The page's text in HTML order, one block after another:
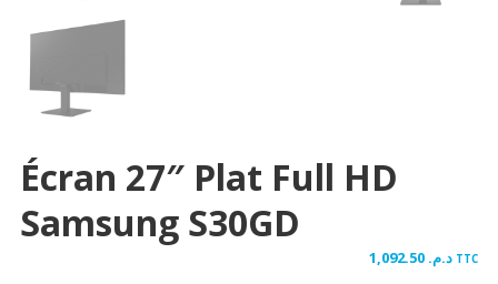
Écran 27″ Plat Full HD
Samsung S30GD
د.م. TTC